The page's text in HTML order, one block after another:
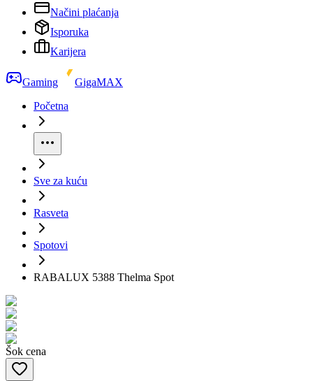
Načini plaćanja
Isporuka
Karijera
Gaming
GigaMAX
Početna
Sve za kuću
Rasveta
Spotovi
RABALUX 5388 Thelma Spot
Šok cena